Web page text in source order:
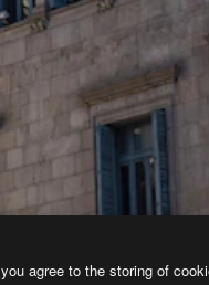
agree to the storing of